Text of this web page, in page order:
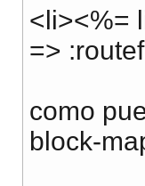
<li><%=
=>
como
block-